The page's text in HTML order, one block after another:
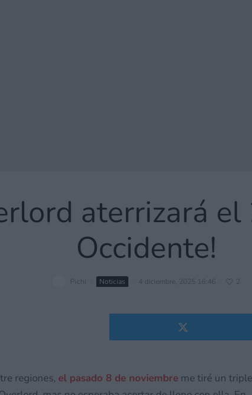
aterrizará
Occidente!
Pichi Noticias 4 diciembre, 2025 16:46 2
regiones, el pasado 8 de noviembre me tiré un triple